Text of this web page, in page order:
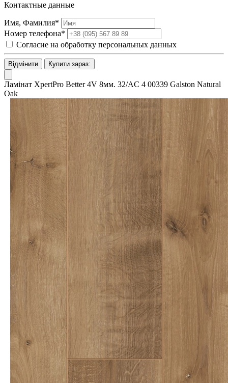
Контактные данные
Имя, Фамилия*
Номер телефона*
Согласие на обработку персональных данных
Відмінити Купити зараз:
Ламінат XpertPro Better 4V 8мм. 32/AC 4 00339 Galston Natural
Oak